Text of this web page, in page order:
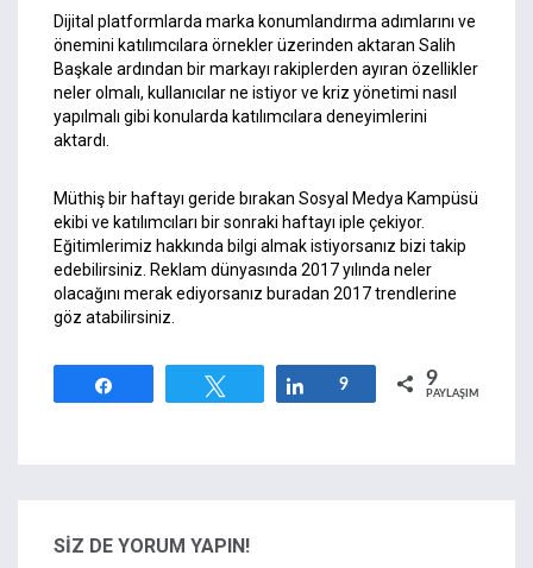
Dijital platformlarda marka konumlandırma adımlarını ve
önemini katılımcılara örnekler üzerinden aktaran Salih
Başkale ardından bir markayı rakiplerden ayıran özellikler
neler olmalı, kullanıcılar ne istiyor ve kriz yönetimi nasıl
yapılmalı gibi konularda katılımcılara deneyimlerini
aktardı.
Müthiş bir haftayı geride bırakan Sosyal Medya Kampüsü
ekibi ve katılımcıları bir sonraki haftayı iple çekiyor.
Eğitimlerimiz hakkında bilgi almak istiyorsanız bizi takip
edebilirsiniz. Reklam dünyasında 2017 yılında neler
olacağını merak ediyorsanız buradan 2017 trendlerine
göz atabilirsiniz.
Tweetle Paylaş
9 9
PAYLAŞIMLAR
SİZ DE YORUM YAPIN!